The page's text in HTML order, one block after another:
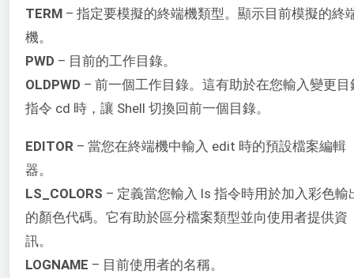
TERM – 指定要模擬的終端機類型。顯示目前模擬的終
機。
PWD – 目前的工作目錄。
OLDPWD – 前一個工作目錄。這有助於在您輸入變更目
指令 cd 時，讓 Shell 切換回前一個目錄。
EDITOR – 當您在終端機中輸入 edit 時的預設檔案編輯
器。
LS_COLORS – 定義當您輸入 ls 指令時用於加入彩色輸
的顏色代碼。它有助於區分檔案類型並向使用者提供資
訊。
LOGNAME – 目前使用者的名稱。